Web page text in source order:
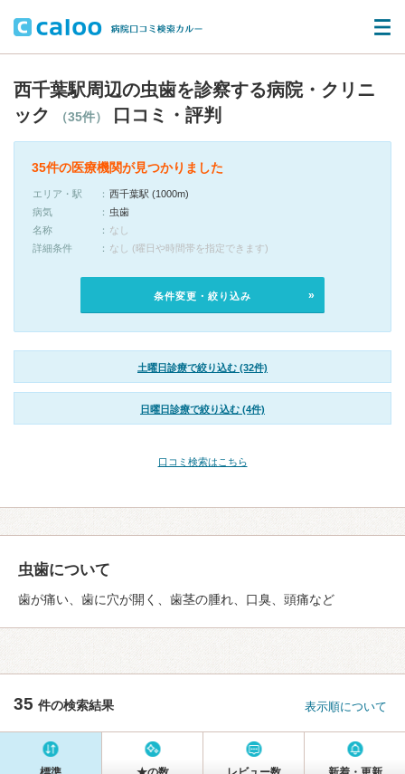
西千葉駅周辺の虫歯を診察する病院・クリニ
ック
（35件） 口コミ・評判
35件の医療機関が見つかりました
エリア・駅
西千葉駅 (1000m)
病気
虫歯
名称
なし
詳細条件
なし (曜日や時間帯を指定できます)
条件変更・絞り込み
土曜日診療で絞り込む (32件)
日曜日診療で絞り込む (4件)
口コミ検索はこちら
虫歯について
歯が痛い、歯に穴が開く、歯茎の腫れ、口臭、頭痛など
35 件の検索結果 表示順について